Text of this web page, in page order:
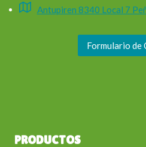
Antupiren 8340 Local 7
Formulario de
PRODUCTOS